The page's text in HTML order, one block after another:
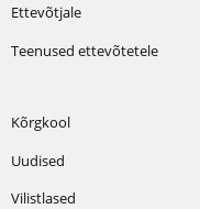
Ettevõtjale
Teenused ettevõtetele
Kõrgkool
Uudised
Vilistlased